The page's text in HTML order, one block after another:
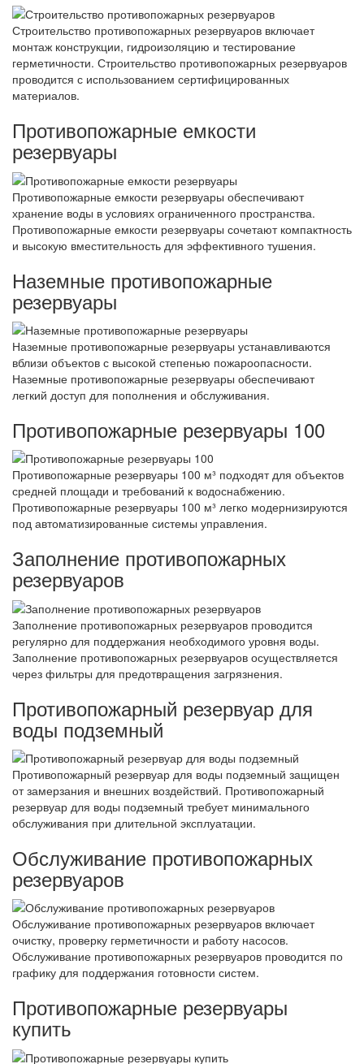
Строительство противопожарных резервуаров включает
монтаж конструкции, гидроизоляцию и тестирование
герметичности. Строительство противопожарных резервуаров
проводится с использованием сертифицированных
материалов.
Противопожарные емкости
резервуары
Противопожарные емкости резервуары обеспечивают
хранение воды в условиях ограниченного пространства.
Противопожарные емкости резервуары сочетают компактность
и высокую вместительность для эффективного тушения.
Наземные противопожарные
резервуары
Наземные противопожарные резервуары устанавливаются
вблизи объектов с высокой степенью пожароопасности.
Наземные противопожарные резервуары обеспечивают
легкий доступ для пополнения и обслуживания.
Противопожарные резервуары 100
Противопожарные резервуары 100 м³ подходят для объектов
средней площади и требований к водоснабжению.
Противопожарные резервуары 100 м³ легко модернизируются
под автоматизированные системы управления.
Заполнение противопожарных
резервуаров
Заполнение противопожарных резервуаров проводится
регулярно для поддержания необходимого уровня воды.
Заполнение противопожарных резервуаров осуществляется
через фильтры для предотвращения загрязнения.
Противопожарный резервуар для
воды подземный
Противопожарный резервуар для воды подземный защищен
от замерзания и внешних воздействий. Противопожарный
резервуар для воды подземный требует минимального
обслуживания при длительной эксплуатации.
Обслуживание противопожарных
резервуаров
Обслуживание противопожарных резервуаров включает
очистку, проверку герметичности и работу насосов.
Обслуживание противопожарных резервуаров проводится по
графику для поддержания готовности систем.
Противопожарные резервуары
купить